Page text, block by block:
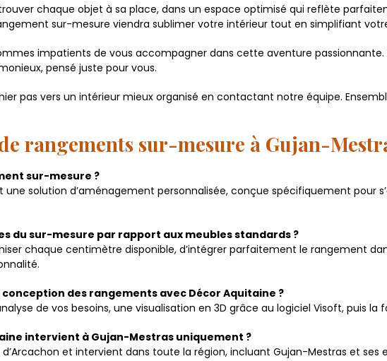
chaque objet à sa place, dans un espace optimisé qui reflète
sur-mesure viendra sublimer votre intérieur tout en simplifiant
impatients de vous accompagner dans cette aventure
pensé juste pour vous.
pas vers un intérieur mieux organisé en contactant notre équipe.
rangements sur-mesure à Gujan-
sur-mesure ?
solution d’aménagement personnalisée, conçue spécifiquement pour
du sur-mesure par rapport aux meubles standards ?
chaque centimètre disponible, d’intégrer parfaitement le rangement
conception des rangements avec Décor Aquitaine ?
de vos besoins, une visualisation en 3D grâce au logiciel Visoft, puis la
intervient à Gujan-Mestras uniquement ?
et intervient dans toute la région, incluant Gujan-Mestras et ses